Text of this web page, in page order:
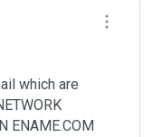
which are
ENAME.COM